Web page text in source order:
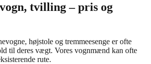
tvilling – pris og
højstole og tremmeesenge er ofte
til deres vægt. Vores vognmænd kan ofte
rute.